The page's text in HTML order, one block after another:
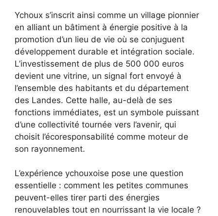
Ychoux s’inscrit ainsi comme un village pionnier
en alliant un bâtiment à énergie positive à la
promotion d’un lieu de vie où se conjuguent
développement durable et intégration sociale.
L’investissement de plus de 500 000 euros
devient une vitrine, un signal fort envoyé à
l’ensemble des habitants et du département
des Landes. Cette halle, au-delà de ses
fonctions immédiates, est un symbole puissant
d’une collectivité tournée vers l’avenir, qui
choisit l’écoresponsabilité comme moteur de
son rayonnement.
L’expérience ychouxoise pose une question
essentielle : comment les petites communes
peuvent-elles tirer parti des énergies
renouvelables tout en nourrissant la vie locale ?